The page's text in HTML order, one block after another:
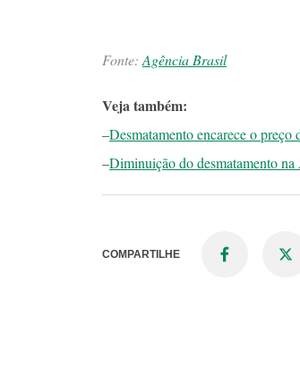
Fonte: Agência Brasil
Veja também:
–Desmatamento encarece o preço
–Diminuição do desmatamento
COMPARTILHE